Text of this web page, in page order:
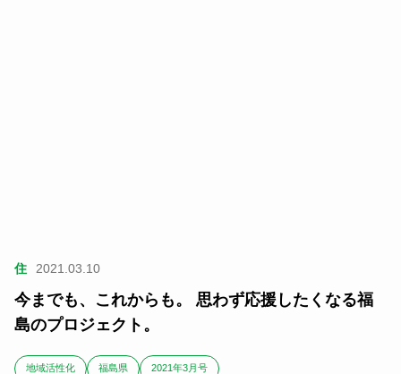
住 2021.03.10
今までも、これからも。 思わず応援したくなる福
島のプロジェクト。
地域活性化 福島県 2021年3月号